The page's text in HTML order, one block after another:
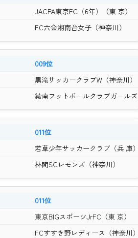
JACPA東京FC（6年）（東 京）
FC六会湘南台女子（神奈川）
009位
黒滝サッカークラブW（神奈川）
綾南フットボールクラブガール
011位
若草少年サッカークラブ（兵 庫
林間SCレモンズ（神奈川）
011位
東京BIGスポーツJrFC（東 京）
FCすすき野レディース（神奈川